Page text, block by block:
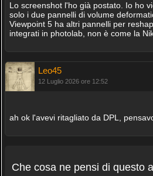
Lo screenshot l'ho già postato. Io ho
solo i due pannelli di volume
Viewpoint 5 ha altri pannelli per
integrati in photolab, non è come la
Leo45
12 Luglio 2026 ore 12:52
ah ok l'avevi ritagliato da DPL,
Che cosa ne pensi di questo